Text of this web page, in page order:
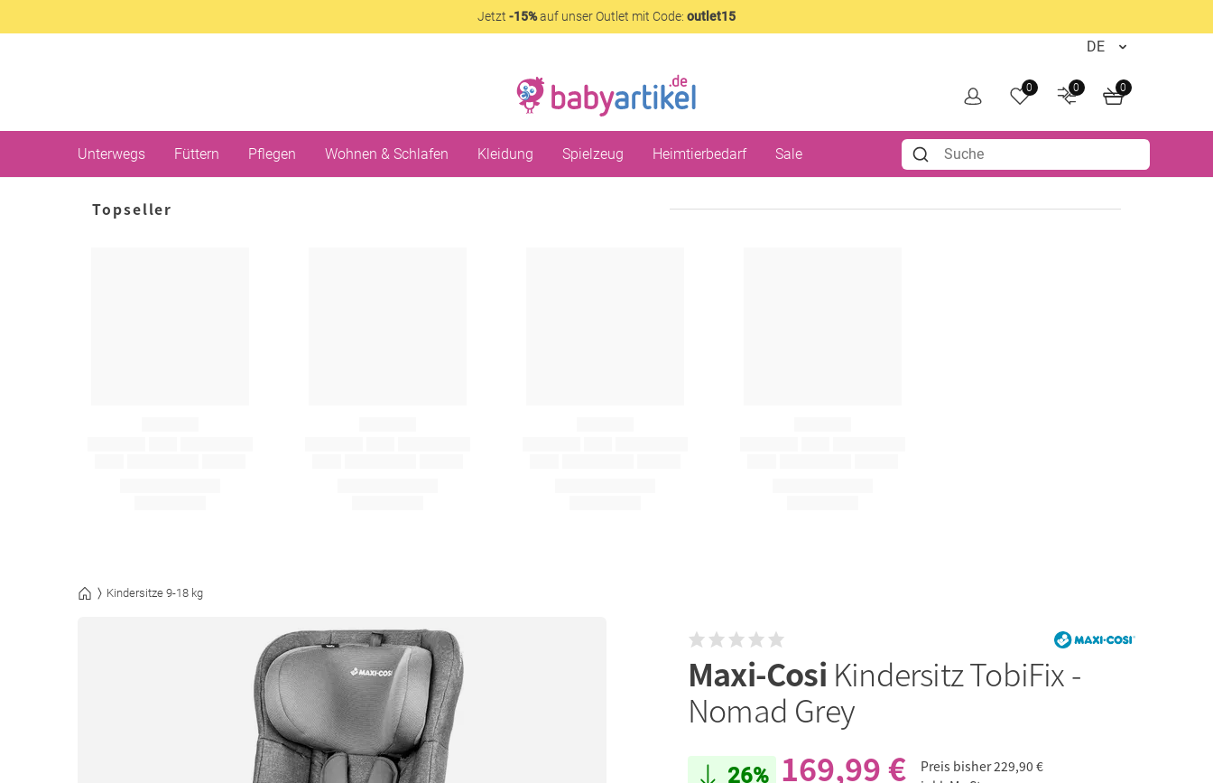
Jetzt -15%auf unser Outlet mit Code: outlet15
0 0 0
Unterwegs Füttern Pflegen Wohnen & Schlafen Kleidung Spielzeug Heimtierbedarf Sale
Topseller
Kindersitze 9-18 kg
Maxi-Cosi Kindersitz TobiFix -
Nomad Grey
26% 169,99 € Preis bisher229,90 €